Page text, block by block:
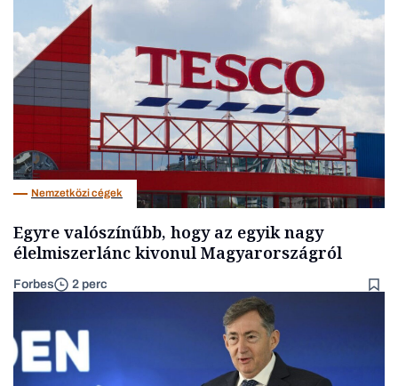
Nemzetközi cégek
Egyre valószínűbb, hogy az egyik nagy
élelmiszerlánc kivonul Magyarországról
Forbes 2 perc